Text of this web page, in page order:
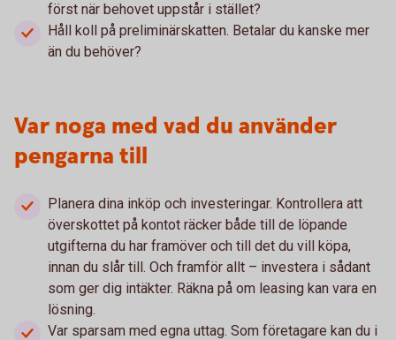
först när behovet uppstår i stället?
Håll koll på preliminärskatten. Betalar du kanske mer
än du behöver?
Var noga med vad du använder
pengarna till
Planera dina inköp och investeringar. Kontrollera att
överskottet på kontot räcker både till de löpande
utgifterna du har framöver och till det du vill köpa,
innan du slår till. Och framför allt – investera i sådant
som ger dig intäkter. Räkna på om leasing kan vara en
lösning.
Var sparsam med egna uttag. Som företagare kan du i